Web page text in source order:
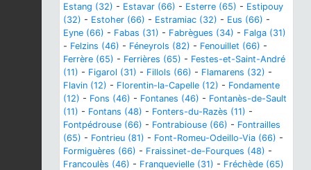
Estang (32) - Estavar (66) - Esterre (65) - Estipouy
(32) - Estoher (66) - Estramiac (32) - Eus (66) -
Eyne (66) - Fabas (31) - Fabrègues (34) - Falga (31)
- Felzins (46) - Féneyrols (82) - Fenouillet (66) -
Ferrère (65) - Ferrières (65) - Festes-et-Saint-André
(11) - Figarol (31) - Fillols (66) - Flamarens (32) -
Flavin (12) - Florentin-la-Capelle (12) - Fondamente
(12) - Fons (46) - Fontanes (46) - Fontanès-de-Sault
(11) - Fontans (48) - Fonters-du-Razès (11) -
Fontpédrouse (66) - Fontrabiouse (66) - Fontrailles
(65) - Fontrieu (81) - Font-Romeu-Odeillo-Via (66) -
Formiguères (66) - Fraissinet-de-Fourques (48) -
Francoulès (46) - Franquevielle (31) - Fréchède (65)